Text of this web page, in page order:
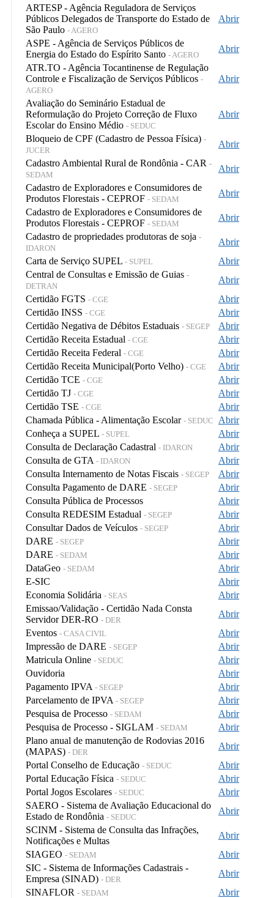
ARTESP - Agência Reguladora de Serviços
Públicos Delegados de Transporte do Estado de
São Paulo - AGERO
Abrir
ASPE - Agência de Serviços Públicos de
Energia do Estado do Espírito Santo - AGERO
Abrir
ATR.TO - Agência Tocantinense de Regulação
Controle e Fiscalização de Serviços Públicos -
AGERO
Abrir
Avaliação do Seminário Estadual de
Reformulação do Projeto Correção de Fluxo
Escolar do Ensino Médio - SEDUC
Abrir
Bloqueio de CPF (Cadastro de Pessoa Física) -
JUCER
Abrir
Cadastro Ambiental Rural de Rondônia - CAR -
SEDAM
Abrir
Cadastro de Exploradores e Consumidores de
Produtos Florestais - CEPROF - SEDAM
Abrir
Cadastro de Exploradores e Consumidores de
Produtos Florestais - CEPROF - SEDAM
Abrir
Cadastro de propriedades produtoras de soja -
IDARON
Abrir
Carta de Serviço SUPEL - SUPEL
Abrir
Central de Consultas e Emissão de Guias -
DETRAN
Abrir
Certidão FGTS - CGE
Abrir
Certidão INSS - CGE
Abrir
Certidão Negativa de Débitos Estaduais - SEGEP
Abrir
Certidão Receita Estadual - CGE
Abrir
Certidão Receita Federal - CGE
Abrir
Certidão Receita Municipal(Porto Velho) - CGE
Abrir
Certidão TCE - CGE
Abrir
Certidão TJ - CGE
Abrir
Certidão TSE - CGE
Abrir
Chamada Pública - Alimentação Escolar - SEDUC
Abrir
Conheça a SUPEL - SUPEL
Abrir
Consulta de Declaração Cadastral - IDARON
Abrir
Consulta de GTA - IDARON
Abrir
Consulta Internamento de Notas Fiscais - SEGEP
Abrir
Consulta Pagamento de DARE - SEGEP
Abrir
Consulta Pública de Processos
Abrir
Consulta REDESIM Estadual - SEGEP
Abrir
Consultar Dados de Veículos - SEGEP
Abrir
DARE - SEGEP
Abrir
DARE - SEDAM
Abrir
DataGeo - SEDAM
Abrir
E-SIC
Abrir
Economia Solidária - SEAS
Abrir
Emissao/Validação - Certidão Nada Consta
Servidor DER-RO - DER
Abrir
Eventos - CASA CIVIL
Abrir
Impressão de DARE - SEGEP
Abrir
Matricula Online - SEDUC
Abrir
Ouvidoria
Abrir
Pagamento IPVA - SEGEP
Abrir
Parcelamento de IPVA - SEGEP
Abrir
Pesquisa de Processo - SEDAM
Abrir
Pesquisa de Processo - SIGLAM - SEDAM
Abrir
Plano anual de manutenção de Rodovias 2016
(MAPAS) - DER
Abrir
Portal Conselho de Educação - SEDUC
Abrir
Portal Educação Física - SEDUC
Abrir
Portal Jogos Escolares - SEDUC
Abrir
SAERO - Sistema de Avaliação Educacional do
Estado de Rondônia - SEDUC
Abrir
SCINM - Sistema de Consulta das Infrações,
Notificações e Multas
Abrir
SIAGEO - SEDAM
Abrir
SIC - Sistema de Informações Cadastrais -
Empresa (SINAD) - DER
Abrir
SINAFLOR - SEDAM
Abrir